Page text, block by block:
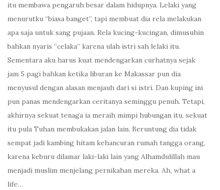
itu membawa pengaruh besar dalam hidupnya. Lelaki yang
menurutku “biasa banget”, tapi membuat dia rela melakukan
apa saja untuk sang pujaan. Rela kucing-kucingan, dimusuhin
bahkan nyaris “celaka” karena ulah istri sah lelaki itu.
Sementara aku harus kuat mendengarkan curhatnya sejak
jam 5 pagi bahkan ketika liburan ke Makassar pun dia
menyusul dengan alasan menjauh dari si istri. Dan kuping ini
pun panas mendengarkan ceritanya seminggu penuh. Tetapi,
akhirnya sekuat tenaga ia meraih mimpi hubungan itu, sekuat
itu pula Tuhan membukakan jalan lain. Beruntung dia tidak
sempat jadi kambing hitam kehancuran rumah tangga orang,
karena keburu dilamar laki-laki lain yang Alhamdulillah mau
menjadi muslim menjelang pernikahan mereka. Ah, what a
life…